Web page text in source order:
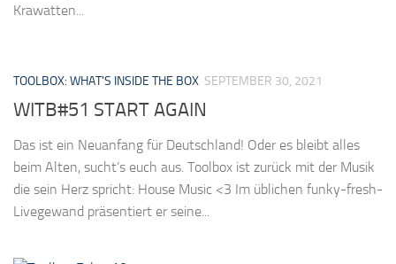
Krawatten...
TOOLBOX: WHAT'S INSIDE THE BOX SEPTEMBER 30, 2021
WITB#51 START AGAIN
Das ist ein Neuanfang für Deutschland! Oder es bleibt alles
beim Alten, sucht’s euch aus. Toolbox ist zurück mit der Musik
die sein Herz spricht: House Music <3 Im üblichen funky-fresh-
Livegewand präsentiert er seine...